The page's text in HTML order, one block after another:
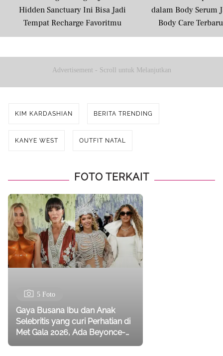
Hidden Sanctuary Ini Bisa Jadi
Tempat Recharge Favoritmu
dalam Body Serum
Body Care
Masyarakat
Advertisement - Scroll untuk Melanjutkan
KIM KARDASHIAN BERITA TRENDING
KANYE WEST OUTFIT NATAL
FOTO TERKAIT
5 Foto
Gaya Busana Ibu dan Anak
Selebritis yang curi Perhatian di
Met Gala 2026, Ada Beyonce-